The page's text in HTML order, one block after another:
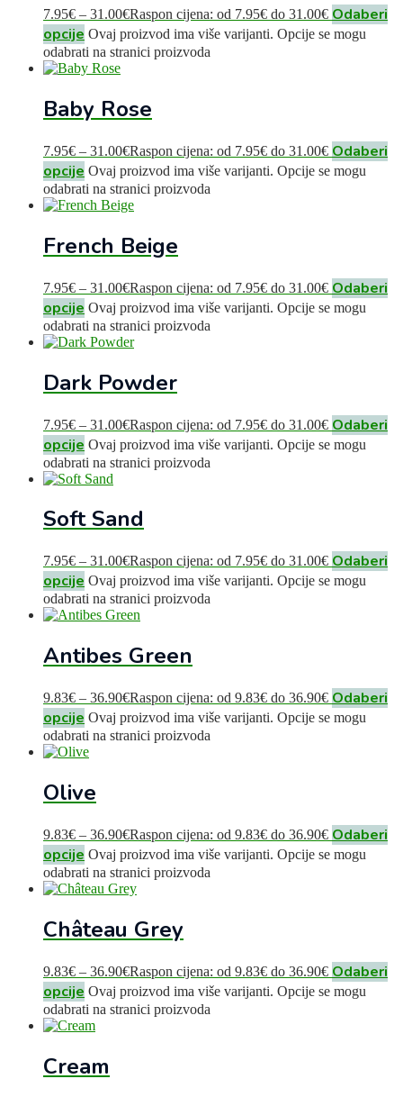
7.95€ – 31.00€Raspon cijena: od 7.95€ do 31.00€ Odaberi
opcije Ovaj proizvod ima više varijanti. Opcije se mogu
odabrati na stranici proizvoda
Baby Rose
7.95€ – 31.00€Raspon cijena: od 7.95€ do 31.00€ Odaberi
opcije Ovaj proizvod ima više varijanti. Opcije se mogu
odabrati na stranici proizvoda
French Beige
7.95€ – 31.00€Raspon cijena: od 7.95€ do 31.00€ Odaberi
opcije Ovaj proizvod ima više varijanti. Opcije se mogu
odabrati na stranici proizvoda
Dark Powder
7.95€ – 31.00€Raspon cijena: od 7.95€ do 31.00€ Odaberi
opcije Ovaj proizvod ima više varijanti. Opcije se mogu
odabrati na stranici proizvoda
Soft Sand
7.95€ – 31.00€Raspon cijena: od 7.95€ do 31.00€ Odaberi
opcije Ovaj proizvod ima više varijanti. Opcije se mogu
odabrati na stranici proizvoda
Antibes Green
9.83€ – 36.90€Raspon cijena: od 9.83€ do 36.90€ Odaberi
opcije Ovaj proizvod ima više varijanti. Opcije se mogu
odabrati na stranici proizvoda
Olive
9.83€ – 36.90€Raspon cijena: od 9.83€ do 36.90€ Odaberi
opcije Ovaj proizvod ima više varijanti. Opcije se mogu
odabrati na stranici proizvoda
Château Grey
9.83€ – 36.90€Raspon cijena: od 9.83€ do 36.90€ Odaberi
opcije Ovaj proizvod ima više varijanti. Opcije se mogu
odabrati na stranici proizvoda
Cream